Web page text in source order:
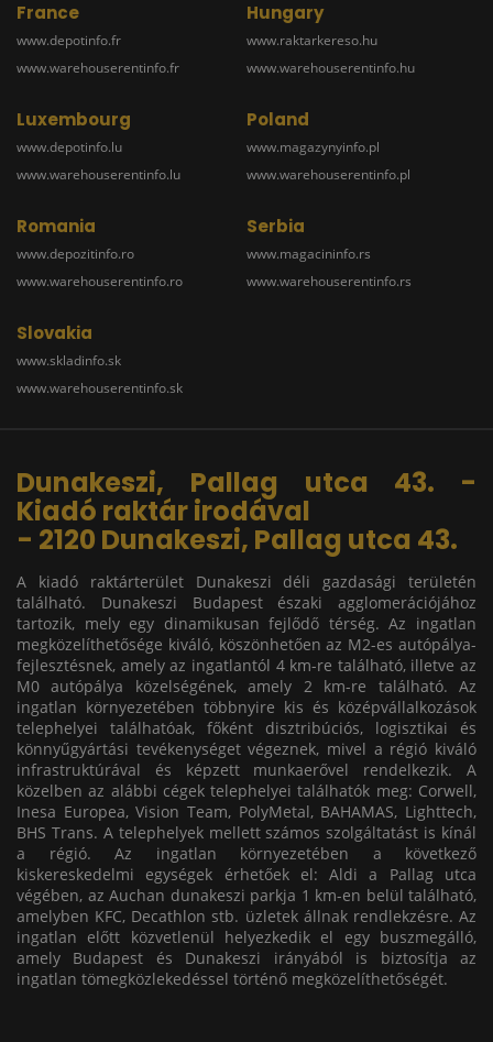
France
www.depotinfo.fr
www.warehouserentinfo.fr
Hungary
www.raktarkereso.hu
www.warehouserentinfo.hu
Luxembourg
www.depotinfo.lu
www.warehouserentinfo.lu
Poland
www.magazynyinfo.pl
www.warehouserentinfo.pl
Romania
www.depozitinfo.ro
www.warehouserentinfo.ro
Serbia
www.magacininfo.rs
www.warehouserentinfo.rs
Slovakia
www.skladinfo.sk
www.warehouserentinfo.sk
Dunakeszi, Pallag utca 43. -
Kiadó raktár irodával
- 2120 Dunakeszi, Pallag utca 43.
A kiadó raktárterület Dunakeszi déli gazdasági területén
található. Dunakeszi Budapest északi agglomerációjához
tartozik, mely egy dinamikusan fejlődő térség. Az ingatlan
megközelíthetősége kiváló, köszönhetően az M2-es autópálya-
fejlesztésnek, amely az ingatlantól 4 km-re található, illetve az
M0 autópálya közelségének, amely 2 km-re található. Az
ingatlan környezetében többnyire kis és középvállalkozások
telephelyei találhatóak, főként disztribúciós, logisztikai és
könnyűgyártási tevékenységet végeznek, mivel a régió kiváló
infrastruktúrával és képzett munkaerővel rendelkezik. A
közelben az alábbi cégek telephelyei találhatók meg: Corwell,
Inesa Europea, Vision Team, PolyMetal, BAHAMAS, Lighttech,
BHS Trans. A telephelyek mellett számos szolgáltatást is kínál
a régió. Az ingatlan környezetében a következő
kiskereskedelmi egységek érhetőek el: Aldi a Pallag utca
végében, az Auchan dunakeszi parkja 1 km-en belül található,
amelyben KFC, Decathlon stb. üzletek állnak rendlekzésre. Az
ingatlan előtt közvetlenül helyezkedik el egy buszmegálló,
amely Budapest és Dunakeszi irányából is biztosítja az
ingatlan tömegközlekedéssel történő megközelíthetőségét.